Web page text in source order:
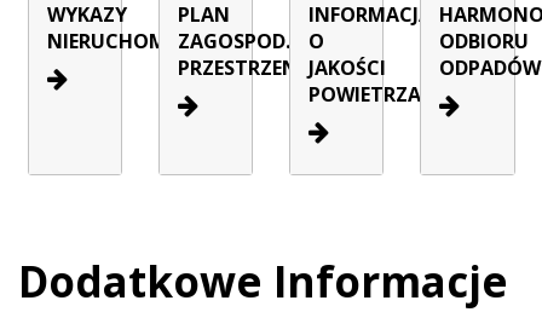
WYKAZY
NIERUCHOMOŚCI
PLAN
ZAGOSPOD.
PRZESTRZENNEGO
INFORMACJA
O
JAKOŚCI
POWIETRZA
ODBIORU
ODPADÓW
Dodatkowe Informacje